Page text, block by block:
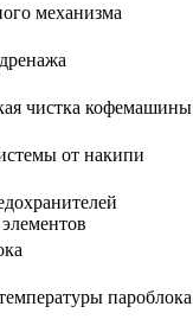
механизма
чистка кофемашины
от накипи
пароблока